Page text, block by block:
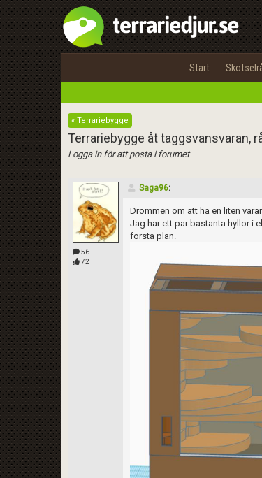
Start
« Terrariebygge
Terrariebygge åt taggsvansvaran,
Logga in för att posta i forumet
56
72
Saga96:
Drömmen om att ha en liten
Jag har ett par bastanta hyllor i
första plan.